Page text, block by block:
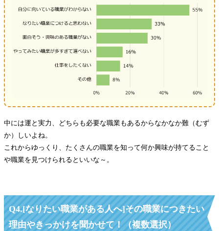
中には運と実力、どちらも必要な職業もあるからなかなか難（むず
か）しいよね。
これからゆっくり、たくさんの職業を知って何か興味が持てること
や職業を見つけられるといいな～。
Q4.[なりたい職業がある人へ]その職業につきたい
理由やきっかけを聞かせて！（複数選択）